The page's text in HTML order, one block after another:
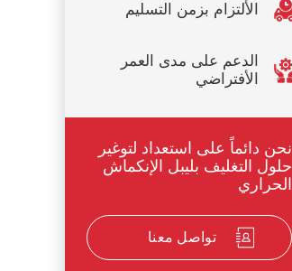
الألتزام بزمن التسليم
الدعم على مدى العمر
الأفتراضي
نحن دائماً على استعداد لتوغير
حلول التغليف بليبل الإنكماش
الحراري
تواصل معنا